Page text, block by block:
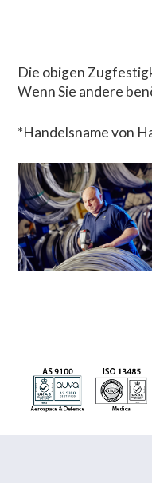
Die obigen
Wenn Sie andere
*Handelsname von